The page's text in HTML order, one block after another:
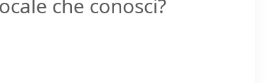
che conosci?